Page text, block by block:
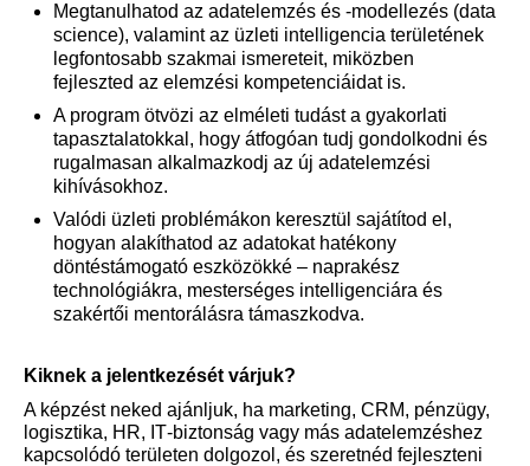
Megtanulhatod az adatelemzés és ‑modellezés (data
science), valamint az üzleti intelligencia területének
legfontosabb szakmai ismereteit, miközben
fejleszted az elemzési kompetenciáidat is.
A program ötvözi az elméleti tudást a gyakorlati
tapasztalatokkal, hogy átfogóan tudj gondolkodni és
rugalmasan alkalmazkodj az új adatelemzési
kihívásokhoz.
Valódi üzleti problémákon keresztül sajátítod el,
hogyan alakíthatod az adatokat hatékony
döntéstámogató eszközökké – naprakész
technológiákra, mesterséges intelligenciára és
szakértői mentorálásra támaszkodva.
Kiknek a jelentkezését várjuk?
A képzést neked ajánljuk, ha marketing, CRM, pénzügy,
logisztika, HR, IT‑biztonság vagy más adatelemzéshez
kapcsolódó területen dolgozol, és szeretnéd fejleszteni